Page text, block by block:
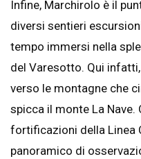
Infine, Marchirolo è il
diversi sentieri
tempo immersi nella
del Varesotto. Qui
verso le montagne che
spicca il monte La Nave.
fortificazioni della Linea
panoramico di